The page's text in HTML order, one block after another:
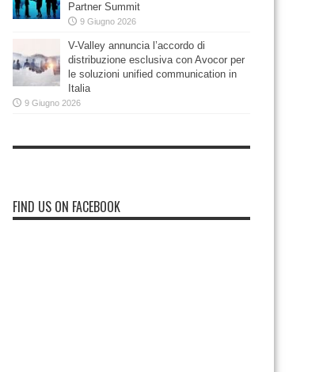
Partner Summit
9 Giugno 2026
V-Valley annuncia l’accordo di
distribuzione esclusiva con Avocor per
le soluzioni unified communication in
Italia
9 Giugno 2026
FIND US ON FACEBOOK